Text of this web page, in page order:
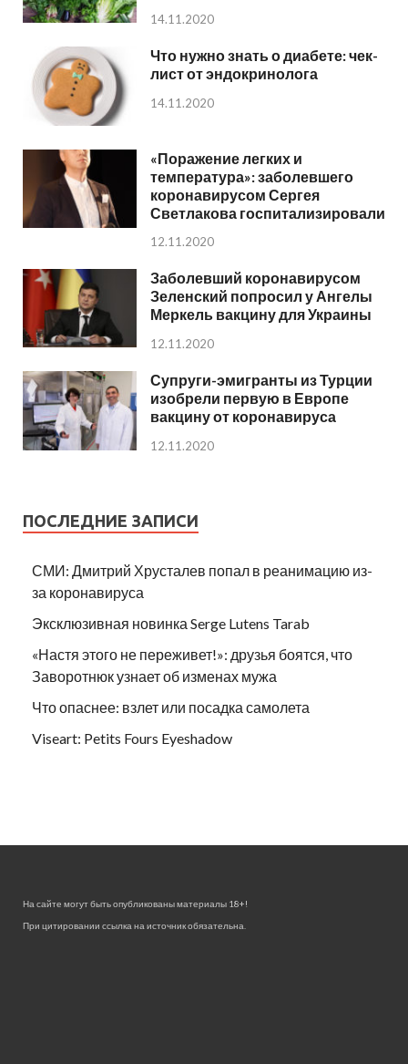
14.11.2020
Что нужно знать о диабете: чек-
лист от эндокринолога
14.11.2020
«Поражение легких и
температура»: заболевшего
коронавирусом Сергея
Светлакова госпитализировали
12.11.2020
Заболевший коронавирусом
Зеленский попросил у Ангелы
Меркель вакцину для Украины
12.11.2020
Супруги-эмигранты из Турции
изобрели первую в Европе
вакцину от коронавируса
12.11.2020
ПОСЛЕДНИЕ ЗАПИСИ
СМИ: Дмитрий Хрусталев попал в реанимацию из-
за коронавируса
Эксклюзивная новинка Serge Lutens Tarab
«Настя этого не переживет!»: друзья боятся, что
Заворотнюк узнает об изменах мужа
Что опаснее: взлет или посадка самолета
Viseart: Petits Fours Eyeshadow
На сайте могут быть опубликованы материалы 18+!
При цитировании ссылка на источник обязательна.